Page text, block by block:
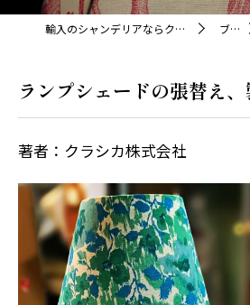
輸入のシャンデリアならクラシカ株式会社 ブログ
ランプシェードの張替え、
著者：クラシカ株式会社